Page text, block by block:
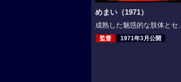
めまい（1971）
成熟した魅惑的な肢体とセ...
監督 1971年3月公開